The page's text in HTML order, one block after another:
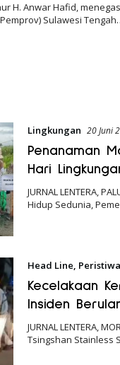
H. Anwar Hafid,
Sulawesi
Lingkungan 20 Juni
Penanaman
Hari
JURNAL LENTERA,
Hidup Sedunia,
Head Line, Peristiwa
Kecelakaan
Insiden
JURNAL LENTERA,
Tsingshan Stainless